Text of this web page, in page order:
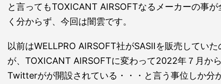
と言ってもTOXICANT AIRSOFTなるメーカーの事が
く分からず、今回は闇雲です。
以前はWELLPRO AIRSOFT社がSASⅡを販売していた
が、TOXICANT AIRSOFTに変わって2022年７月か
Twitterがが開設されている・・・と言う事位しか分